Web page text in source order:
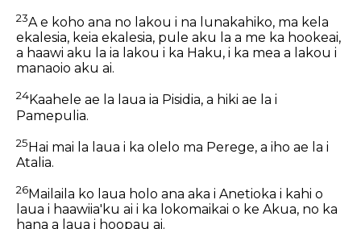
23A e koho ana no lakou i na lunakahiko, ma kela
ekalesia, keia ekalesia, pule aku la a me ka hookeai,
a haawi aku la ia lakou i ka Haku, i ka mea a lakou i
manaoio aku ai.
24Kaahele ae la laua ia Pisidia, a hiki ae la i
Pamepulia.
25Hai mai la laua i ka olelo ma Perege, a iho ae la i
Atalia.
26Mailaila ko laua holo ana aka i Anetioka i kahi o
laua i haawiia'ku ai i ka lokomaikai o ke Akua, no ka
hana a laua i hoopau ai.